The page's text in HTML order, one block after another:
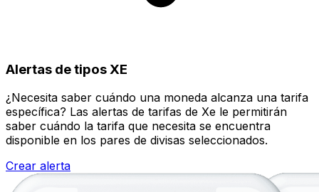
Alertas de tipos XE
¿Necesita saber cuándo una moneda alcanza una tarifa
específica? Las alertas de tarifas de Xe le permitirán
saber cuándo la tarifa que necesita se encuentra
disponible en los pares de divisas seleccionados.
Crear alerta